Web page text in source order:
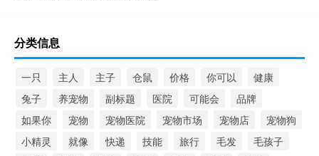
分类信息
一只 主人 主子 仓鼠 价格 你可以
健康
兔子
养宠物 副标题 医院 可能会
品牌
如果你
宠物 宠物医院 宠物市场 宠物店
宠物狗
小精灵
就像 快递 技能 旅行 毛发
毛孩子